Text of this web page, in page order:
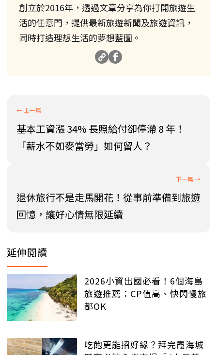
創立於2016年，透過文章分享為你打開旅遊生
活的任意門，提供最新旅遊新聞及旅遊資訊，
同時打造理想生活的夢想藍圖。
基本工資漲 34% 長照給付卻停滯 8 年！
「薪水不如麥當勞」如何留人？
退休旅行不是走馬開花！從事前準備到旅遊
回憶，讓好心情無限延續
延伸閱讀
2026小資出國必看！6個海島
旅遊推薦：CP值高、快閃慢旅
都OK
吃飽更能招好緣？拜完霞海城